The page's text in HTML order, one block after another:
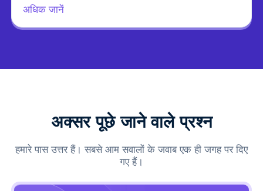
अधिक जानें
अक्सर पूछे जाने वाले प्रश्न
हमारे पास उत्तर हैं। सबसे आम सवालों के जवाब एक ही जगह पर दिए
गए हैं।